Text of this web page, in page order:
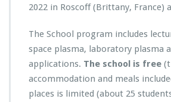
2022 in Roscoff (Brittany,
The School program includes
space plasma, laboratory plasma
applications. The school is free
accommodation and meals
places is limited (about 25